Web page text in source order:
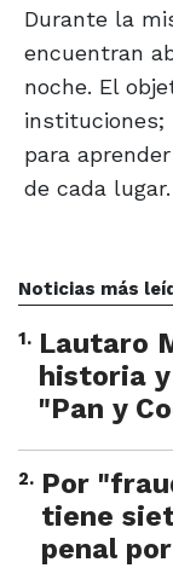
Durante la
encuentran
noche. El
instituciones;
para
de cada lugar.
Noticias más
1. Lautaro
historia
"Pan y
2. Por
tiene
penal